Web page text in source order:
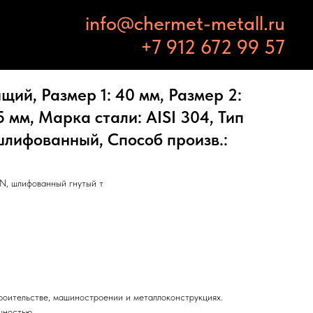
info@chermet-metall.ru
+7 912 672 99 57
Размер 1: 40 мм, Размер 2:
мм, Марка стали: AISI 304, Тип
Способ произв.:
шлифованный гнутый т
машиностроении и металлоконструкциях.